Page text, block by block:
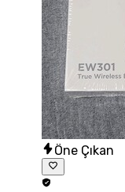
Öne Çıkan